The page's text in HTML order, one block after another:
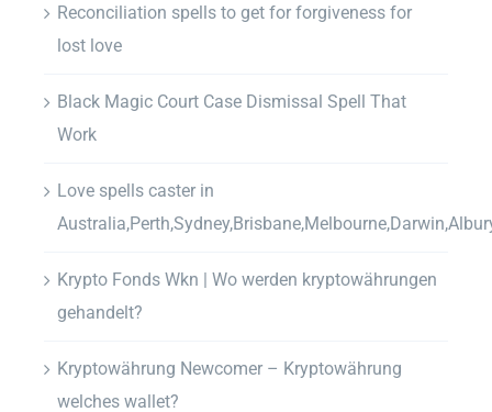
Reconciliation spells to get for forgiveness for
lost love
Black Magic Court Case Dismissal Spell That
Work
Love spells caster in
Krypto Fonds Wkn | Wo werden kryptowährungen
gehandelt?
Kryptowährung Newcomer – Kryptowährung
welches wallet?